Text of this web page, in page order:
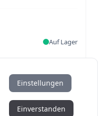
Auf Lager
Einstellungen
Einverstanden